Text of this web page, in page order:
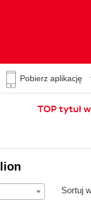
Pobierz aplikację
TOP tytuł
Sortuj